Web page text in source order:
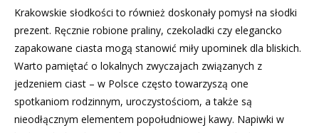
Krakowskie słodkości to również doskonały pomysł na słodki
prezent. Ręcznie robione praliny, czekoladki czy elegancko
zapakowane ciasta mogą stanowić miły upominek dla bliskich.
Warto pamiętać o lokalnych zwyczajach związanych z
jedzeniem ciast – w Polsce często towarzyszą one
spotkaniom rodzinnym, uroczystościom, a także są
nieodłącznym elementem popołudniowej kawy. Napiwki w